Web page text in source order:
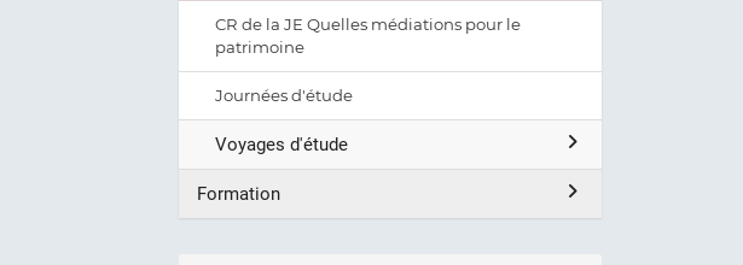
CR de la JE Quelles médiations pour le
patrimoine
Journées d'étude
Voyages d'étude
Formation